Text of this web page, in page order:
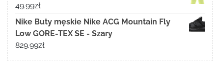
49.99zł
Nike Buty męskie Nike ACG Mountain Fly
Low GORE-TEX SE - Szary
829.99zł